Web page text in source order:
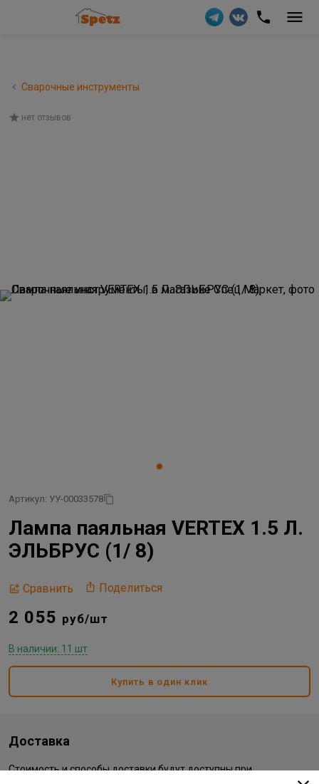
Сварочные инструменты
нет отзывов
Артикул: УУ-00033578
Лампа паяльная VERTEX 1.5 Л.
ЭЛЬБРУС (1/ 8)
Сравнить Поделиться
2 055 руб/шт
В наличии: 11 шт
Купить в один клик
Доставка
Стоимость и способы доставки будут доступны при